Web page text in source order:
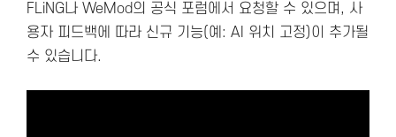
FLiNG나 WeMod의 공식 포럼에서 요청할 수 있으며, 사
용자 피드백에 따라 신규 기능(예: AI 위치 고정)이 추가될
수 있습니다.